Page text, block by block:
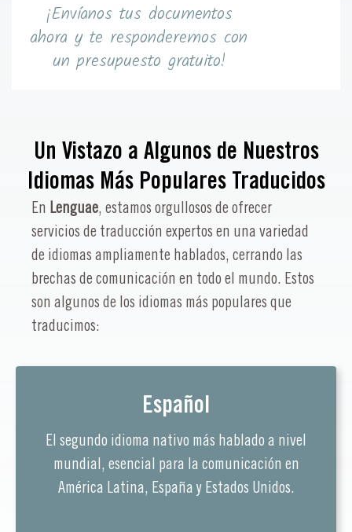
¡Envíanos tus documentos
ahora y te responderemos con
un presupuesto gratuito!
Un Vistazo a Algunos de Nuestros
Idiomas Más Populares Traducidos
En Lenguae, estamos orgullosos de ofrecer
servicios de traducción expertos en una variedad
de idiomas ampliamente hablados, cerrando las
brechas de comunicación en todo el mundo. Estos
son algunos de los idiomas más populares que
traducimos:
Español
El segundo idioma nativo más hablado a nivel
mundial, esencial para la comunicación en
América Latina, España y Estados Unidos.